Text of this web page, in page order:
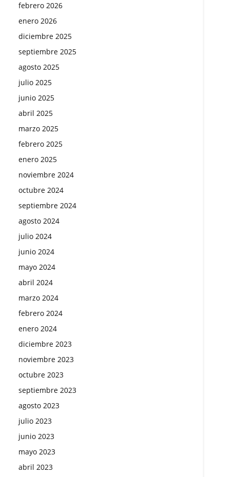
febrero 2026
enero 2026
diciembre 2025
septiembre 2025
agosto 2025
julio 2025
junio 2025
abril 2025
marzo 2025
febrero 2025
enero 2025
noviembre 2024
octubre 2024
septiembre 2024
agosto 2024
julio 2024
junio 2024
mayo 2024
abril 2024
marzo 2024
febrero 2024
enero 2024
diciembre 2023
noviembre 2023
octubre 2023
septiembre 2023
agosto 2023
julio 2023
junio 2023
mayo 2023
abril 2023